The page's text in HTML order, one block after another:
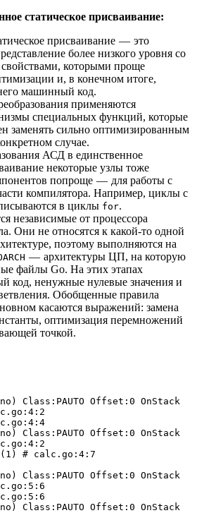
статическое присваивание:
присваивание — это
более низкого уровня со
которыми проще
и, в конечном итоге,
машинный код.
применяются
специальных функций, которые
заменять сильно оптимизированным
случае.
АСД в единственное
некоторые узлы тоже
попроще — для работы с
компилятора. Например, циклы с
в циклы for.
независимые от процессора
Они не относятся к какой-то одной
поэтому выполняются на
— архитектуры ЦП, на которую
файлы Go. На этих этапах
код, ненужные нулевые значения и
Обобщенные правила
касаются выражений: замена
оптимизация перемножений
точкой.
Class:PAUTO Offset:0 OnStack
Class:PAUTO Offset:0 OnStack
# calc.go:4:7
Class:PAUTO Offset:0 OnStack
Class:PAUTO Offset:0 OnStack